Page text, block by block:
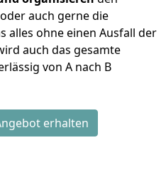
oder auch gerne die
alles ohne einen Ausfall der
auch das gesamte
von A nach B
erhalten